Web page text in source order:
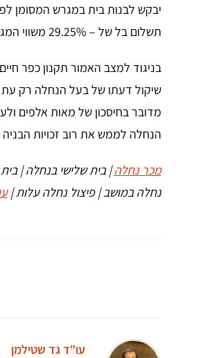
תשלום בל של – 29.25% משווי המגרש.
בניגוד למצב האמור תקנון כפר
שיקול דעתו של בעל הנחלה רק עת
הנחלה לממש את רוב זכויות
מכר נחלה
נחלה במושב | פיצול נחלה עלות |
עו"ד גד שטילמן